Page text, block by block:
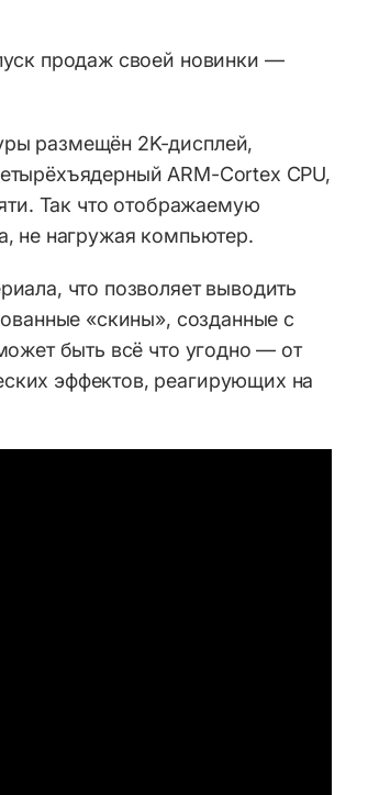
продаж своей новинки —
размещён 2K-дисплей,
ARM-Cortex CPU,
Так что отображаемую
не нагружая компьютер.
что позволяет выводить
«скины», созданные с
быть всё что угодно — от
эффектов, реагирующих на